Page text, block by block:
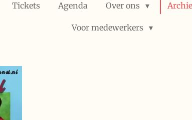
Tickets Agenda Over ons
Voor medewerkers